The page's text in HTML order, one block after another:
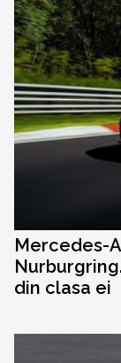
Mercedes-
din clasa ei